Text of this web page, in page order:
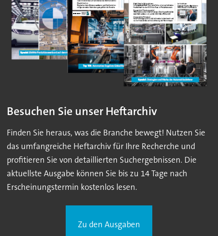
Besuchen Sie unser Heftarchiv
Finden Sie heraus, was die Branche bewegt! Nutzen Sie
das umfangreiche Heftarchiv für Ihre Recherche und
profitieren Sie von detaillierten Suchergebnissen. Die
aktuellste Ausgabe können Sie bis zu 14 Tage nach
Erscheinungstermin kostenlos lesen.
Zu den Ausgaben